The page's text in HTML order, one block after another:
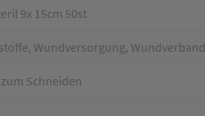
9x 15cm 50st
Wundversorgung, Wundverband
Schneiden